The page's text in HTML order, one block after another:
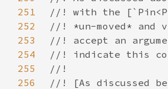
251
252
253
254
255
256